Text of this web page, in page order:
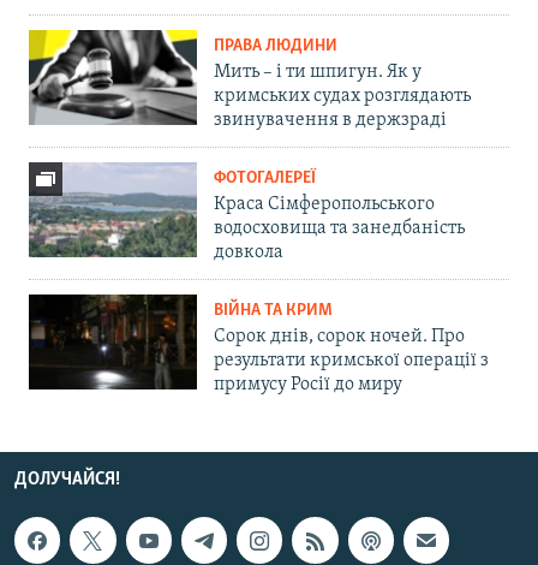
ПРАВА ЛЮДИНИ
Мить – і ти шпигун. Як у
кримських судах розглядають
звинувачення в держзраді
ФОТОГАЛЕРЕЇ
Краса Сімферопольського
водосховища та занедбаність
довкола
ВІЙНА ТА КРИМ
Сорок днів, сорок ночей. Про
результати кримської операції з
примусу Росії до миру
ДОЛУЧАЙСЯ!